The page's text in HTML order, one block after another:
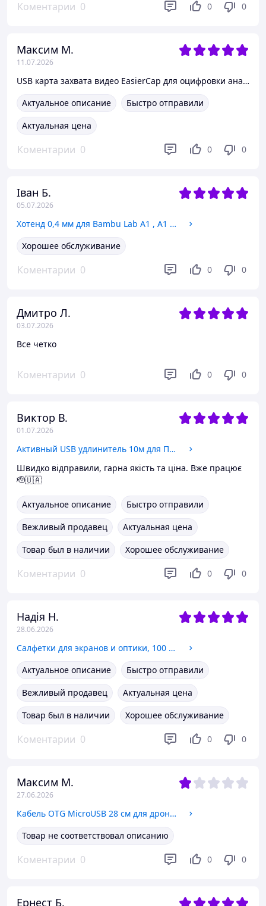
Коментарии 0 0 0
Максим М.
11.07.2026
USB карта захвата видео EasierCap для оцифровки аналогового контента
Актуальное описание
Быстро отправили
Актуальная цена
Коментарии 0 0 0
Іван Б.
05.07.2026
Хотенд 0,4 мм для Bambu Lab A1 , A1 mini (Ur Elk)
Хорошее обслуживание
Коментарии 0 0 0
Дмитро Л.
03.07.2026
Все четко
Коментарии 0 0 0
Виктор В.
01.07.2026
Активный USB удлинитель 10м для ПК и ноутбуков
Швидко відправили, гарна якість та ціна. Вже працює
🫡🇺🇦
Актуальное описание
Быстро отправили
Вежливый продавец
Актуальная цена
Товар был в наличии
Хорошее обслуживание
Коментарии 0 0 0
Надія Н.
28.06.2026
Салфетки для экранов и оптики, 100 шт, яркие цвета
Актуальное описание
Быстро отправили
Вежливый продавец
Актуальная цена
Товар был в наличии
Хорошее обслуживание
Коментарии 0 0 0
Максим М.
27.06.2026
Кабель OTG MicroUSB 28 см для дронов DJI
Товар не соответствовал описанию
Коментарии 0 0 0
Ернест Б.